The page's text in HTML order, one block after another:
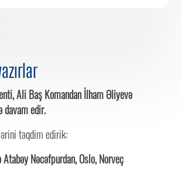
Ali Baş Komandan İlham Əliyevə
davam edir.
təqdim edirik:
Nəcəfpurdan, Oslo, Norveç